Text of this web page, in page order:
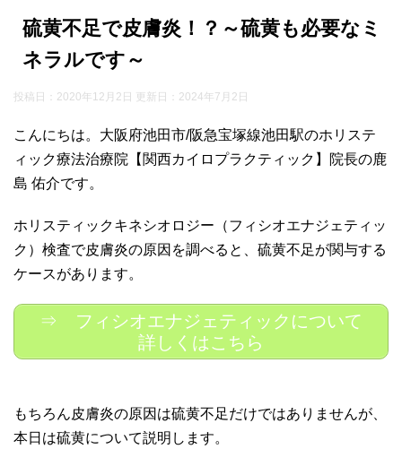
硫黄不足で皮膚炎！？～硫黄も必要なミ
ネラルです～
投稿日：2020年12月2日 更新日： 2024年7月2日
こんにちは。大阪府池田市/阪急宝塚線池田駅のホリステ
ィック療法治療院【関西カイロプラクティック】院長の鹿
島 佑介です。
ホリスティックキネシオロジー（フィシオエナジェティッ
ク）検査で皮膚炎の原因を調べると、硫黄不足が関与する
ケースがあります。
⇒ フィシオエナジェティックについて
詳しくはこちら
もちろん皮膚炎の原因は硫黄不足だけではありませんが、
本日は硫黄について説明します。